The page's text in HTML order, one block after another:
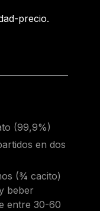
precio.
(99,9%)
en dos
(¾ cacito)
beber
entre 30-60